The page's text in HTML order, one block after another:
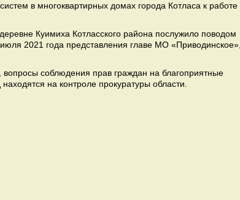
в многоквартирных домах города Котласа к работе
Куимиха Котласского района послужило поводом
2021 года представления главе МО
соблюдения прав граждан на благоприятные
на контроле прокуратуры области.